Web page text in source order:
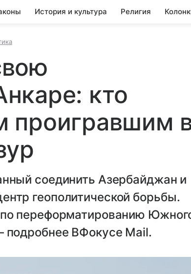
История и культура Религия
кто
проигравшим
соединить Азербайджан и
геополитической борьбы.
переформатированию
подробнее ВФокусе Mail.